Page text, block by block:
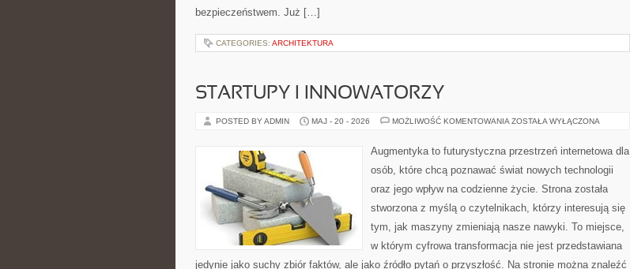
bezpieczeństwem. Już […]
CATEGORIES: ARCHITEKTURA
STARTUPY I INNOWATORZY
POSTED BY ADMIN MAJ - 20 - 2026 MOŻLIWOŚĆ KOMENTOWANIA STARTUPY
ZOSTAŁA WYŁĄCZONA
Augmentyka to futurystyczna przestrzeń internetowa dla
osób, które chcą poznawać świat nowych technologii
oraz jego wpływ na codzienne życie. Strona została
stworzona z myślą o czytelnikach, którzy interesują się
tym, jak maszyny zmieniają nasze nawyki. To miejsce,
w którym cyfrowa transformacja nie jest przedstawiana
jedynie jako suchy zbiór faktów, ale jako źródło pytań o przyszłość. Na stronie można znaleźć